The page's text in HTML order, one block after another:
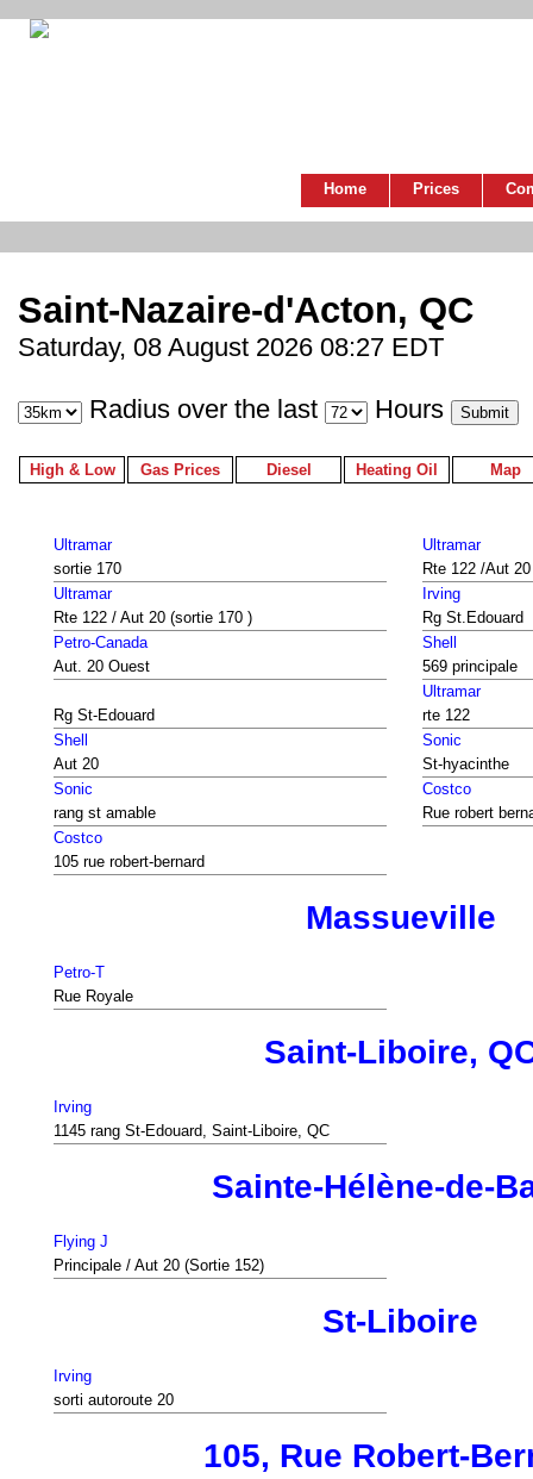
Home Prices
Saint-Nazaire-d'Acton, QC
Saturday, 08 August 2026 08:27 EDT
Radius over the last Hours
High & Low Gas Prices Diesel Heating Oil Map
Ultramar
sortie 170
Ultramar
Rte 122 /Aut
Ultramar
Rte 122 / Aut 20 (sortie 170 )
Irving
Rg St.Edouard
Petro-Canada
Aut. 20 Ouest
Shell
569 principale
Rg St-Edouard
Ultramar
rte 122
Shell
Aut 20
Sonic
St-hyacinthe
Sonic
rang st amable
Costco
Rue robert
Costco
105 rue robert-bernard
Massueville
Petro-T
Rue Royale
Saint-Liboire,
Irving
1145 rang St-Edouard, Saint-Liboire, QC
Sainte-Hélène-de-
Flying J
Principale / Aut 20 (Sortie 152)
St-Liboire
Irving
sorti autoroute 20
105, Rue Robert-